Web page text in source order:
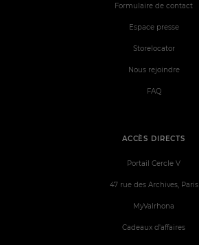
ACCÈS DIRECTS
Portail Cercle V
47 rue des Archives, Paris
MyValrhona
Cadeaux d'affaires
Formulaire de contact
Espace presse
Storelocator
Nous rejoindre
FAQ